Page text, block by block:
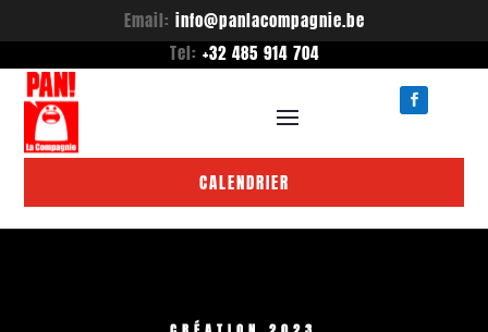
Email: info@panlacompagnie.be
Tel: +32 485 914 704
CALENDRIER